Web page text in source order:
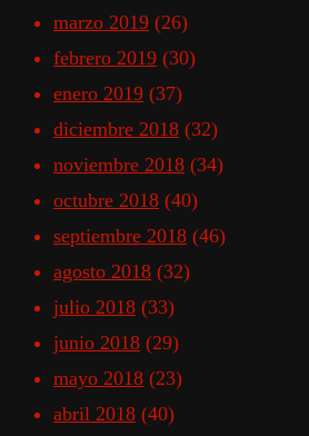
marzo 2019 (26)
febrero 2019 (30)
enero 2019 (37)
diciembre 2018 (32)
noviembre 2018 (34)
octubre 2018 (40)
septiembre 2018 (46)
agosto 2018 (32)
julio 2018 (33)
junio 2018 (29)
mayo 2018 (23)
abril 2018 (40)